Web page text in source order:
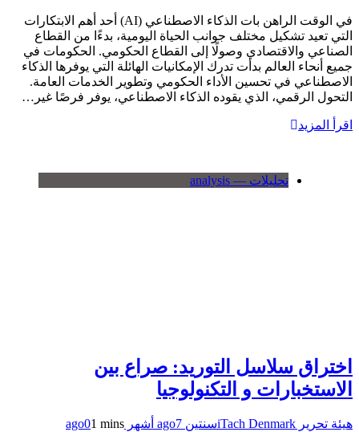
في الوقت الراهن بات الذكاء الاصطناعي (AI) أحد أهم الابتكارات
التي تعيد تشكيل مختلف جوانب الحياة اليومية، بدءًا من القطاع
الصناعي والاقتصادي وصولًا إلى القطاع الحكومي. الحكومات في
جميع أنحاء العالم بدأت تدرك الإمكانيات الهائلة التي يوفرها الذكاء
الاصطناعي في تحسين الأداء الحكومي وتطوير الخدمات العامة.
التحول الرقمي، الذي يقوده الذكاء الاصطناعي، يوفر فرصًا غير…
اقرأ المزيد
تحليلات — analysis
اختراق سلاسل التوريد: صراع بين
الاستخبارات و التكنولوجيا
هيئة تحرير iTach Denmark سنتين ago 7 أشهر ago 01 mins